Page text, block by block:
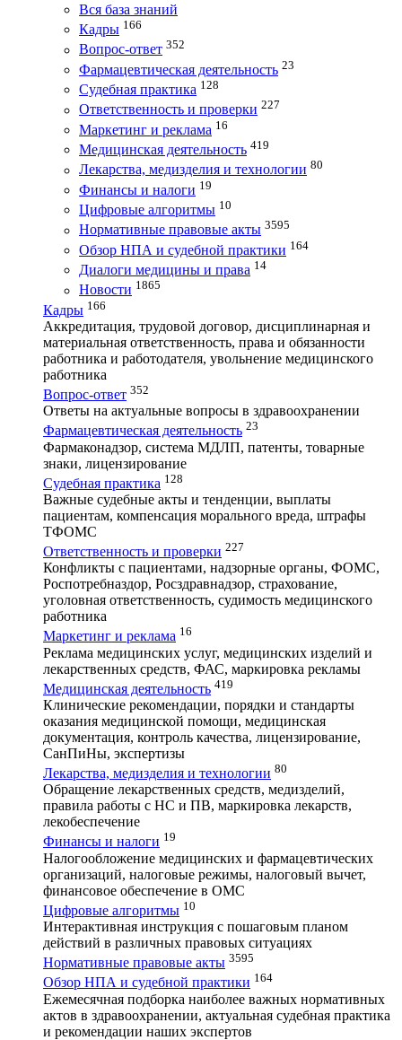
Вся база знаний
Кадры 166
Вопрос-ответ 352
Фармацевтическая деятельность 23
Судебная практика 128
Ответственность и проверки 227
Маркетинг и реклама 16
Медицинская деятельность 419
Лекарства, медизделия и технологии 80
Финансы и налоги 19
Цифровые алгоритмы 10
Нормативные правовые акты 3595
Обзор НПА и судебной практики 164
Диалоги медицины и права 14
Новости 1865
Кадры 166
Аккредитация, трудовой договор, дисциплинарная и
материальная ответственность, права и обязанности
работника и работодателя, увольнение медицинского
работника
Вопрос-ответ 352
Ответы на актуальные вопросы в здравоохранении
Фармацевтическая деятельность 23
Фармаконадзор, система МДЛП, патенты, товарные
знаки, лицензирование
Судебная практика 128
Важные судебные акты и тенденции, выплаты
пациентам, компенсация морального вреда, штрафы
ТФОМС
Ответственность и проверки 227
Конфликты с пациентами, надзорные органы, ФОМС,
Роспотребназдор, Росздравнадзор, страхование,
уголовная ответственность, судимость медицинского
работника
Маркетинг и реклама 16
Реклама медицинских услуг, медицинских изделий и
лекарственных средств, ФАС, маркировка рекламы
Медицинская деятельность 419
Клинические рекомендации, порядки и стандарты
оказания медицинской помощи, медицинская
документация, контроль качества, лицензирование,
СанПиНы, экспертизы
Лекарства, медизделия и технологии 80
Обращение лекарственных средств, медизделий,
правила работы с НС и ПВ, маркировка лекарств,
лекобеспечение
Финансы и налоги 19
Налогообложение медицинских и фармацевтических
организаций, налоговые режимы, налоговый вычет,
финансовое обеспечение в ОМС
Цифровые алгоритмы 10
Интерактивная инструкция с пошаговым планом
действий в различных правовых ситуациях
Нормативные правовые акты 3595
Обзор НПА и судебной практики 164
Ежемесячная подборка наиболее важных нормативных
актов в здравоохранении, актуальная судебная практика
и рекомендации наших экспертов